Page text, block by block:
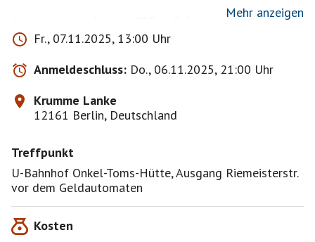
Ansonsten von hier ca. 600 m Gehsteig zurück zum U-
Bhf Onkel-Toms-Hütte bzw.
Hier endet die geplante Tous Wer möchte, es gibt in
der Nähe weitere mehrere interessante
Einkehrmöglichkeiten.
die nächste 👟👟 🥾🥾 👟👟 🥾🥾 👟👟 👟👟 🥾🥾 👟👟
gern mit und ohne Stöcke wandere und diese Freude
gern mit euch teile.
Mehr anzeigen
Fr., 07.11.2025, 13:00 Uhr
Anmeldeschluss: Do., 06.11.2025, 21:00 Uhr
Krumme Lanke
12161 Berlin, Deutschland
Treffpunkt
U-Bahnhof Onkel-Toms-Hütte, Ausgang Riemeisterstr.
vor dem Geldautomaten
Kosten